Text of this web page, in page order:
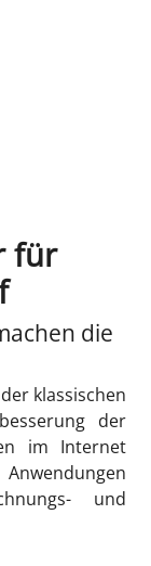
für
die
klassischen
der
im Internet
und